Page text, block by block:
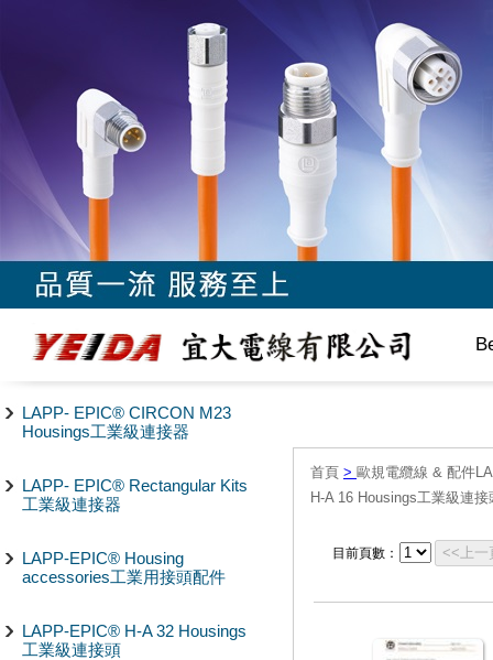
LAPP- EPIC® CIRCON M23
Housings工業級連接器
LAPP- EPIC® Rectangular Kits
工業級連接器
LAPP-EPIC® Housing
accessories工業用接頭配件
LAPP-EPIC® H-A 32 Housings
工業級連接頭
首頁 > 歐規電纜線 & 配件
H-A 16 Housings工業級連接
目前頁數： <<上一